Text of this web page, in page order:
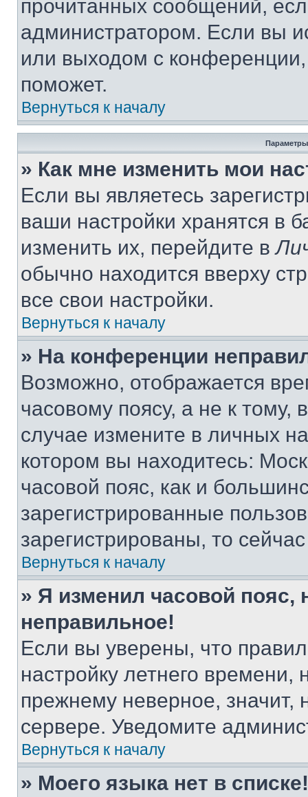
прочитанных сообщений,
администратором. Если вы
или выходом с
поможет.
Вернуться к началу
Параметры
» Как мне изменить мои
Если вы являетесь
ваши настройки хранятся в
изменить их, перейдите в
обычно находится вверху
все свои настройки.
Вернуться к началу
» На конференции
Возможно, отображается
часовому поясу, а не к тому,
случае измените в личных
котором вы находитесь:
часовой пояс, как и
зарегистрированные
зарегистрированы, то
Вернуться к началу
» Я изменил часовой пояс,
неправильное!
Если вы уверены, что
настройку летнего
прежнему неверное, значит,
сервере. Уведомите
Вернуться к началу
» Моего языка нет в списке!